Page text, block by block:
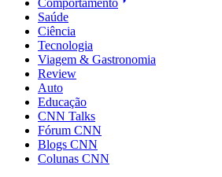
Saúde
Ciência
Tecnologia
Viagem & Gastronomia
Review
Auto
Educação
CNN Talks
Fórum CNN
Blogs CNN
Colunas CNN